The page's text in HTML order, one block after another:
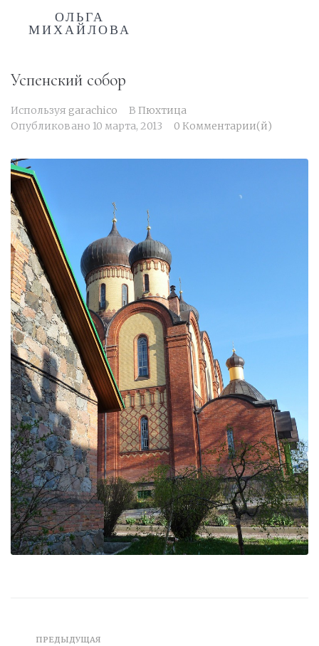
ОЛЬГА
МИХАЙЛОВА
Успенский собор
Используя garachico В Пюхтица
Опубликовано 10 марта, 2013 0 Комментарии(й)
ПРЕДЫДУЩАЯ